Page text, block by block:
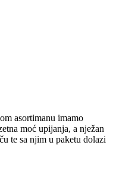
asortimanu imamo
moć upijanja, a nježan
te sa njim u paketu dolazi